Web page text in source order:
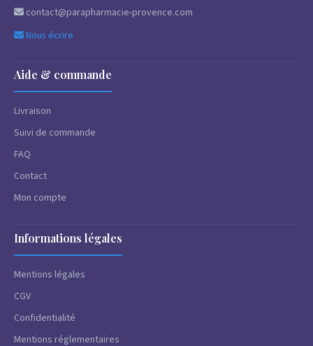
contact@parapharmacie-provence.com
Nous écrire
Aide & commande
Livraison
Suivi de commande
FAQ
Contact
Mon compte
Informations légales
Mentions légales
CGV
Confidentialité
Mentions réglementaires